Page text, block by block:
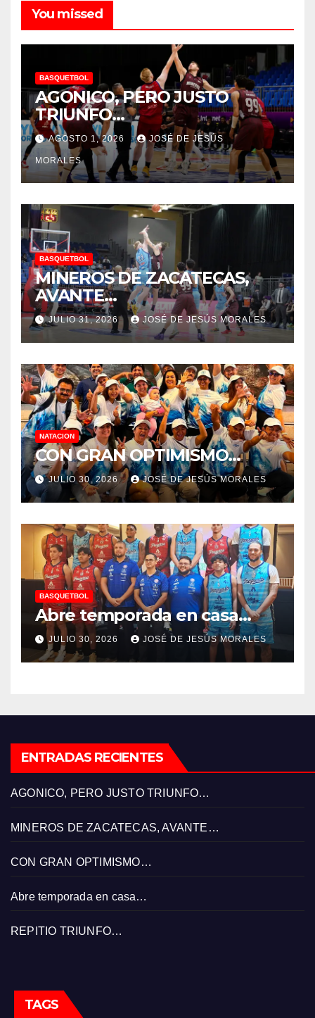
You missed
BASQUETBOL
AGONICO, PERO JUSTO
TRIUNFO…
AGOSTO 1, 2026 JOSÉ DE JESÚS
MORALES
BASQUETBOL
MINEROS DE ZACATECAS,
AVANTE…
JULIO 31, 2026 JOSÉ DE JESÚS MORALES
NATACION
CON GRAN OPTIMISMO…
JULIO 30, 2026 JOSÉ DE JESÚS MORALES
BASQUETBOL
Abre temporada en casa…
JULIO 30, 2026 JOSÉ DE JESÚS MORALES
ENTRADAS RECIENTES
AGONICO, PERO JUSTO TRIUNFO…
MINEROS DE ZACATECAS, AVANTE…
CON GRAN OPTIMISMO…
Abre temporada en casa…
REPITIO TRIUNFO…
TAGS